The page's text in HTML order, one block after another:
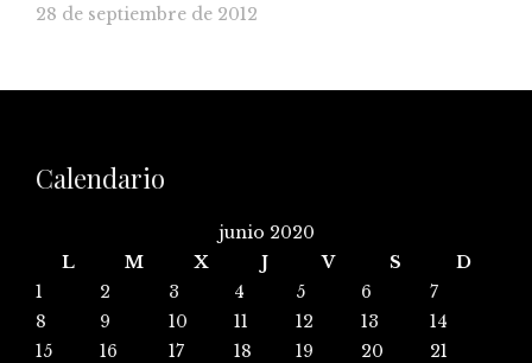
28 de septiembre de 2012
Calendario
junio 2020
L
M X J V S
D
1
2 3 4 5 6
7
8
9 10 11 12 13
14
15
16 17 18 19 20
21